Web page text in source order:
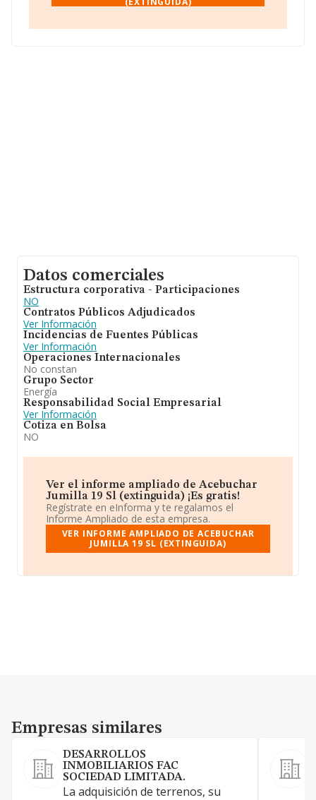
asciende a 23.269 millones de euros y la media entre
Respecto a la información de la provincia (hablamos de
Datos comerciales
Estructura corporativa - Participaciones
NO
Contratos Públicos Adjudicados
Ver Información
Incidencias de Fuentes Públicas
Ver Información
Operaciones Internacionales
No constan
Grupo Sector
Energía
Responsabilidad Social Empresarial
Ver Información
Cotiza en Bolsa
NO
Ver el informe ampliado de Acebuchar
Jumilla 19 Sl (extinguida) ¡Es gratis!
Regístrate en eInforma y te regalamos el
Informe Ampliado de esta empresa.
VER INFORME AMPLIADO DE ACEBUCHAR
JUMILLA 19 SL (EXTINGUIDA)
Empresas similares
Empresas similares
DESARROLLOS
INMOBILIARIOS FAC
SOCIEDAD LIMITADA.
La adquisición de terrenos, su